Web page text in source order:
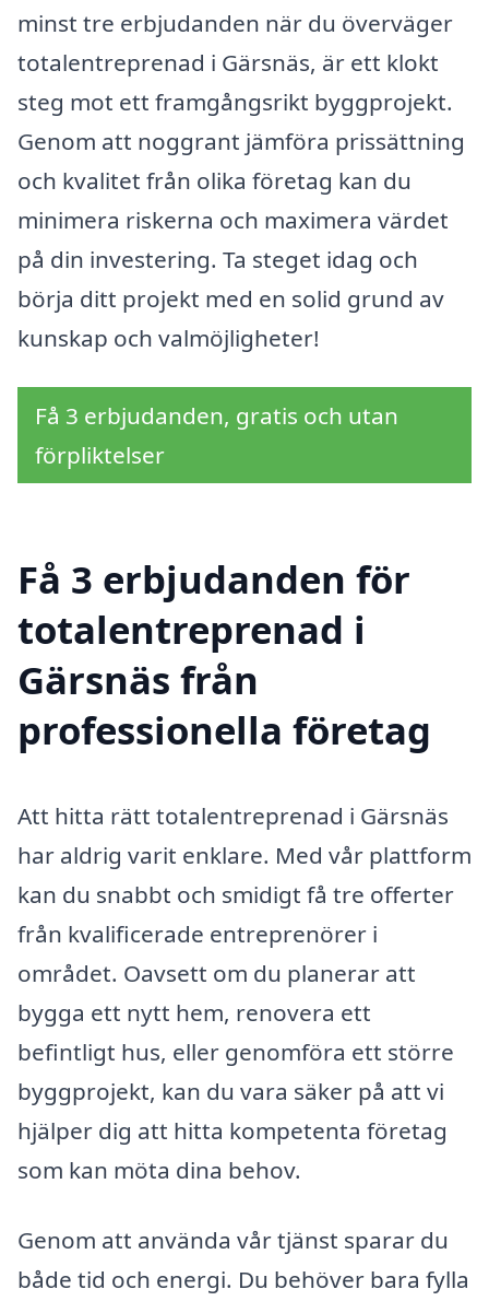
minst tre erbjudanden när du överväger
totalentreprenad i Gärsnäs, är ett klokt
steg mot ett framgångsrikt byggprojekt.
Genom att noggrant jämföra prissättning
och kvalitet från olika företag kan du
minimera riskerna och maximera värdet
på din investering. Ta steget idag och
börja ditt projekt med en solid grund av
kunskap och valmöjligheter!
Få 3 erbjudanden, gratis och utan
förpliktelser
Få 3 erbjudanden för
totalentreprenad i
Gärsnäs från
professionella företag
Att hitta rätt totalentreprenad i Gärsnäs
har aldrig varit enklare. Med vår plattform
kan du snabbt och smidigt få tre offerter
från kvalificerade entreprenörer i
området. Oavsett om du planerar att
bygga ett nytt hem, renovera ett
befintligt hus, eller genomföra ett större
byggprojekt, kan du vara säker på att vi
hjälper dig att hitta kompetenta företag
som kan möta dina behov.
Genom att använda vår tjänst sparar du
både tid och energi. Du behöver bara fylla